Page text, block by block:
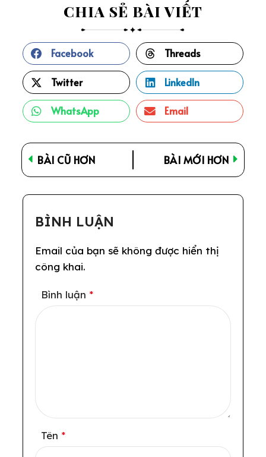
CHIA SẺ BÀI VIẾT
Facebook Threads
Twitter LinkedIn
WhatsApp Email
BÀI CŨ HƠN BÀI MỚI HƠN
BÌNH LUẬN
Email của bạn sẽ không được hiển thị
công khai.
Bình luận *
Tên *